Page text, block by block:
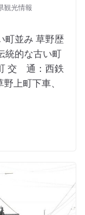
観光情報
町並み 草野歴
統的な古い町
交 通：西鉄
上町下車、